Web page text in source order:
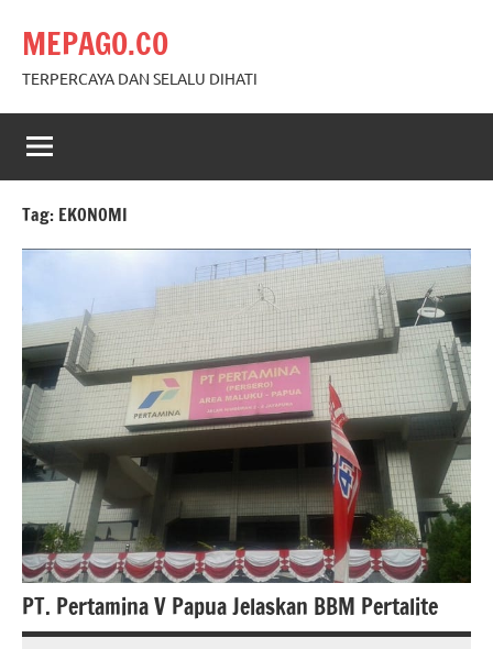
content
MEPAGO.CO
TERPERCAYA DAN SELALU DIHATI
Tag: EKONOMI
PT. Pertamina V Papua Jelaskan BBM Pertalite